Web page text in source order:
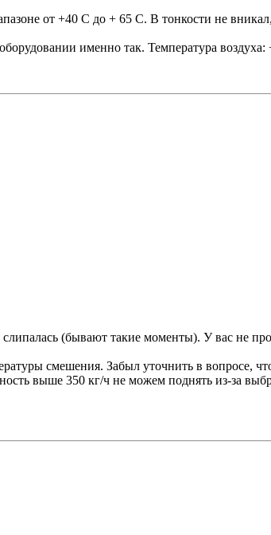
от +40 С до + 65 С. В тонкости не
именно так. Температура
(бывают такие моменты). У вас не
смешения. Забыл уточнить в вопросе,
выше 350 кг/ч не можем поднять из-за